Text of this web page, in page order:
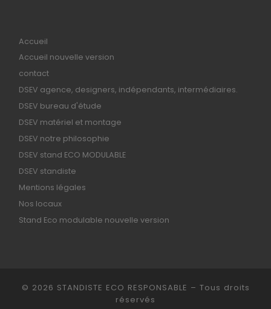
Accueil
Accueil nouvelle version
contact
DSEV agence, designers, indépendants, intermédiaires.
DSEV bureau d'étude
DSEV matériel et montage
DSEV notre philosophie
DSEV stand ECO MODULABLE
DSEV standiste
Mentions légales
Nos locaux
Stand Eco modulable nouvelle version
© 2026 STANDISTE ECO RESPONSABLE – Tous droits
réservés